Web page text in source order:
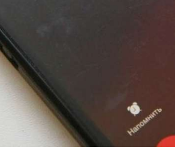
нарастили экспорт:
на 3,6 млн долларов